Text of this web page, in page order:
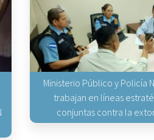
Ministerio Público y Policía
trabajan en líneas
conjuntas contra la